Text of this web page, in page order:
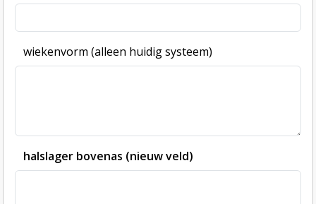
wiekenvorm (alleen huidig systeem)
halslager bovenas (nieuw veld)